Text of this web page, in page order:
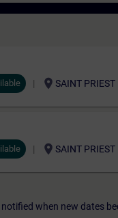
location_on SAINT PRIEST
location_on SAINT PRIEST
when new dates